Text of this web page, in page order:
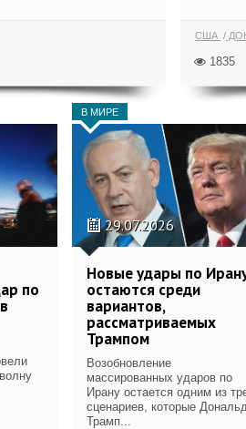
США
1835
по
В МИРЕ
29.07.2026
Новые удары по
остаются среди
вариантов,
рассматриваемых
Трампом
Возобновление
массированных ударов по
Ирану остается одним из
сценариев, которые
Трамп...